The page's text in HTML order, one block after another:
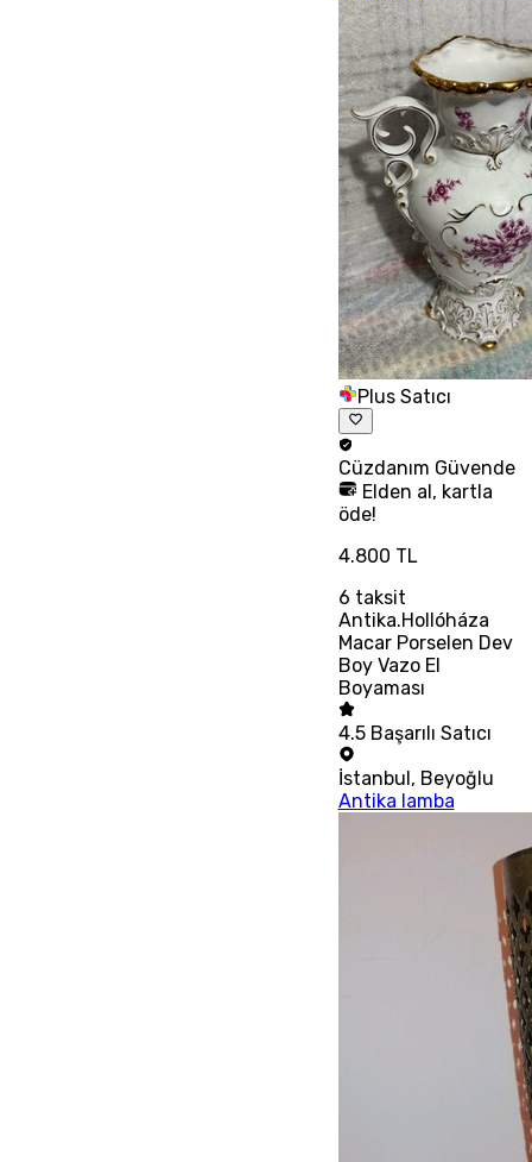
Plus Satıcı
Cüzdanım Güvende
Elden al, kartla
öde!
4.800 TL
6 taksit
Antika.Hollóháza
Macar Porselen Dev
Boy Vazo El
Boyaması
4.5 Başarılı Satıcı
İstanbul, Beyoğlu
Antika lamba